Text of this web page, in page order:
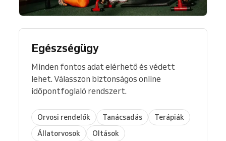
Egészségügy
Minden fontos adat elérhető és védett
lehet. Válasszon biztonságos online
időpontfoglaló rendszert.
Orvosi rendelők Tanácsadás
Terápiák
Állatorvosok
Oltások